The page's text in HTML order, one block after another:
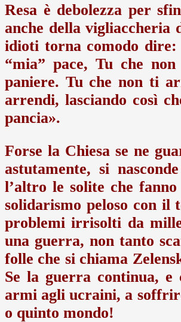
Resa è debolezza per
anche della
idioti torna comodo
“mia” pace, Tu che
paniere. Tu che non ti
arrendi, lasciando così
pancia».
Forse la Chiesa se ne
astutamente, si
l’altro le solite che
solidarismo peloso con
problemi irrisolti da
una guerra, non tanto
folle che si chiama
Se la guerra continua, e
armi agli ucraini, a
o quinto mondo!